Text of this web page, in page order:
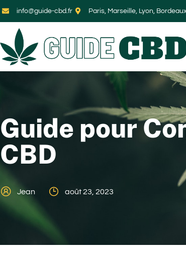
info@guide-cbd.fr Paris, Marseille, Lyon,
Guide pour
CBD
Jean août 23, 2023